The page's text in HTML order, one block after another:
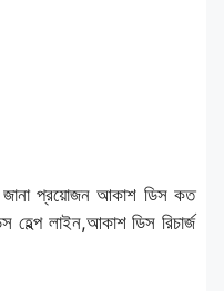
জানা প্রয়োজন আকাশ ডিস কত
লাইন,আকাশ ডিস রিচার্জ